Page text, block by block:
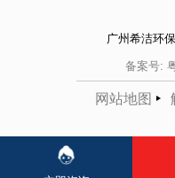
广州希洁环
备案号:
网站地图